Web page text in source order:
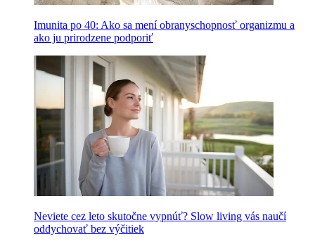
Imunita po 40: Ako sa mení obranyschopnosť organizmu a
ako ju prirodzene podporiť
Neviete cez leto skutočne vypnúť? Slow living vás naučí
oddychovať bez výčitiek